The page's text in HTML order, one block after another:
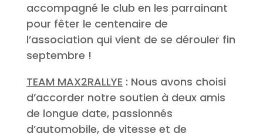
accompagné le club en les parrainant
pour fêter le centenaire de
l’association qui vient de se dérouler fin
septembre !
TEAM MAX2RALLYE : Nous avons choisi
d’accorder notre soutien à deux amis
de longue date, passionnés
d’automobile, de vitesse et de